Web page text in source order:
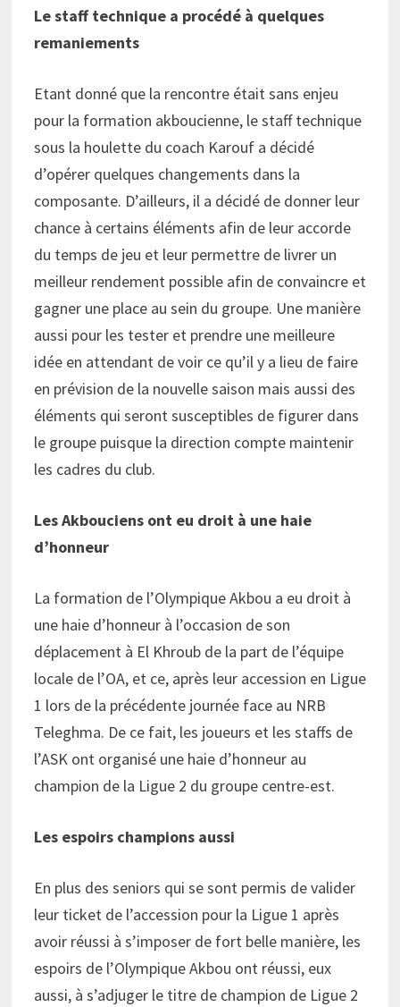
Le staff technique a procédé à quelques
remaniements
Etant donné que la rencontre était sans enjeu
pour la formation akboucienne, le staff technique
sous la houlette du coach Karouf a décidé
d’opérer quelques changements dans la
composante. D’ailleurs, il a décidé de donner leur
chance à certains éléments afin de leur accorde
du temps de jeu et leur permettre de livrer un
meilleur rendement possible afin de convaincre et
gagner une place au sein du groupe. Une manière
aussi pour les tester et prendre une meilleure
idée en attendant de voir ce qu’il y a lieu de faire
en prévision de la nouvelle saison mais aussi des
éléments qui seront susceptibles de figurer dans
le groupe puisque la direction compte maintenir
les cadres du club.
Les Akbouciens ont eu droit à une haie
d’honneur
La formation de l’Olympique Akbou a eu droit à
une haie d’honneur à l’occasion de son
déplacement à El Khroub de la part de l’équipe
locale de l’OA, et ce, après leur accession en Ligue
1 lors de la précédente journée face au NRB
Teleghma. De ce fait, les joueurs et les staffs de
l’ASK ont organisé une haie d’honneur au
champion de la Ligue 2 du groupe centre-est.
Les espoirs champions aussi
En plus des seniors qui se sont permis de valider
leur ticket de l’accession pour la Ligue 1 après
avoir réussi à s’imposer de fort belle manière, les
espoirs de l’Olympique Akbou ont réussi, eux
aussi, à s’adjuger le titre de champion de Ligue 2